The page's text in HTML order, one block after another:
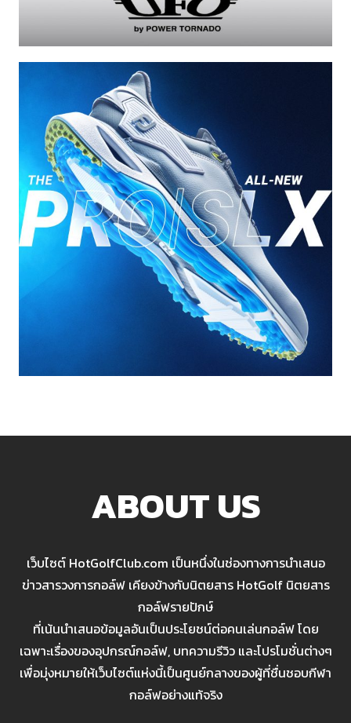
ABOUT US
เว็บไซต์ HotGolfClub.com เป็นหนึ่งในช่องทางการนำเสนอ
ข่าวสารวงการกอล์ฟ เคียงข้างกับนิตยสาร HotGolf นิตยสาร
กอล์ฟรายปักษ์
ที่เน้นนำเสนอข้อมูลอันเป็นประโยชน์ต่อคนเล่นกอล์ฟ โดย
เฉพาะเรื่องของอุปกรณ์กอล์ฟ, บทความรีวิว และโปรโมชั่นต่างๆ
เพื่อมุ่งหมายให้เว็บไซต์แห่งนี้เป็นศูนย์กลางของผู้ที่ชื่นชอบกีฬา
กอล์ฟอย่างแท้จริง